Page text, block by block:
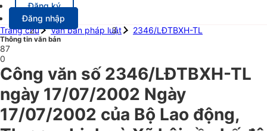
Đăng ký
Đăng nhập
Trang chủ
Văn bản pháp luật 2346/LĐTBXH-TL
Thông tin văn bản
87
0
Công văn số 2346/LĐTBXH-TL
ngày 17/07/2002 Ngày
17/07/2002 của Bộ Lao động,